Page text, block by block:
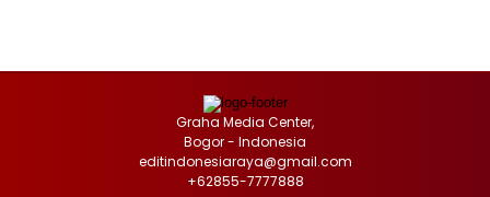
Graha Media Center,
Bogor - Indonesia
editindonesiaraya@gmail.com
+62855-7777888